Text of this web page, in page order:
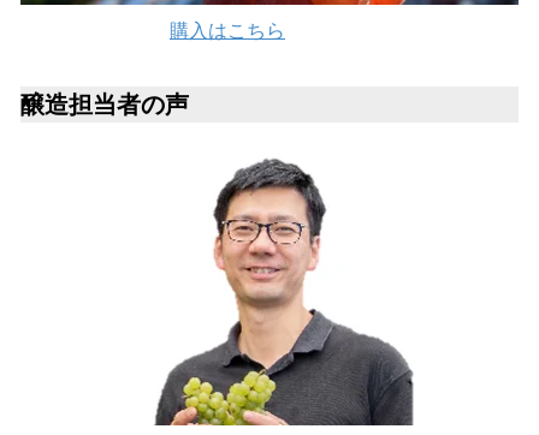
購入はこちら
醸造担当者の声